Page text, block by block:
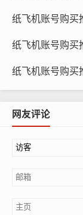
纸飞机账号购
社交关系破裂,
网友评论